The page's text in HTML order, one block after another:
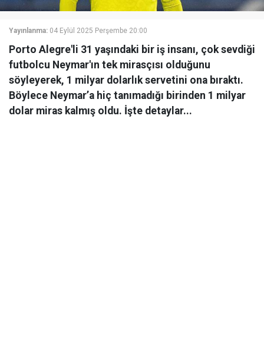
Yayınlanma: 04 Eylül 2025 Perşembe 20:00
Porto Alegre'li 31 yaşındaki bir iş insanı, çok sevdiği
futbolcu Neymar'ın tek mirasçısı olduğunu
söyleyerek, 1 milyar dolarlık servetini ona bıraktı.
Böylece Neymar’a hiç tanımadığı birinden 1 milyar
dolar miras kalmış oldu. İşte detaylar...